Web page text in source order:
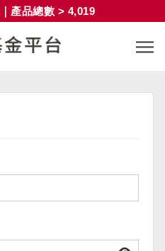
產品總數 > 4,019